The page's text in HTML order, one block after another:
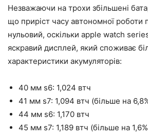
Незважаючи на трохи збільшені
що приріст часу автономної роботи
нульовий, оскільки apple watch
яскравий дисплей, який споживає
характеристики акумуляторів:
40 мм s6: 1,024 втч
41 мм s7: 1,094 втч (більше на
44 мм s6: 1,170 втч
45 мм s7: 1,189 втч (більше на